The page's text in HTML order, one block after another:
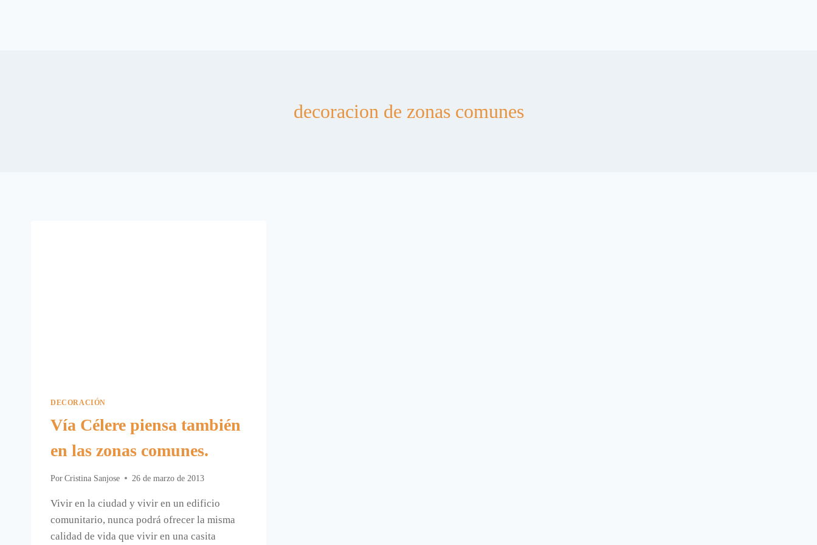
decoracion de zonas comunes
DECORACIÓN
Vía Célere piensa también
en las zonas comunes.
Por Cristina Sanjose 26 de marzo de 2013
Vivir en la ciudad y vivir en un edificio
comunitario, nunca podrá ofrecer la misma
calidad de vida que vivir en una casita